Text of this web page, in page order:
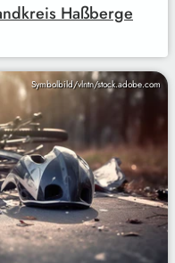
Haßberge
Symbolbild/vlntn/stock.adobe.com